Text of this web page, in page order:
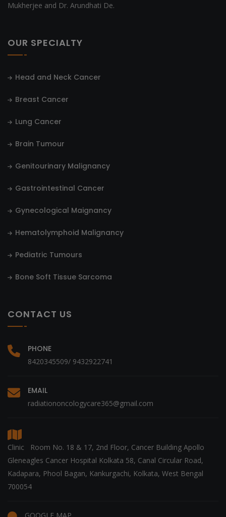
Mukherjee and Dr. Arundhati De.
OUR SPECIALTY
Head and Neck Cancer
Breast Cancer
Lung Cancer
Brain Tumour
Genitourinary Malignancy
Gastrointestinal Cancer
Gynecological Maignancy
Hematolymphoid Malignancy
Pediatric Tumours
Bone Soft Tissue Sarcoma
CONTACT US
PHONE
8420345509/ 9432922741
EMAIL
radiationoncologycare365@gmail.com
Clinic Room No. 18 & 17, 2nd Floor, Cancer Building Apollo
Gleneagles Cancer Hospital Kolkata 58, Canal Circular Road,
Kadapara, Phool Bagan, Kankurgachi, Kolkata, West Bengal
700054